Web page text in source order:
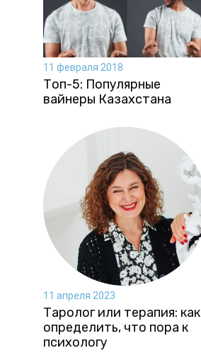
11 февраля 2018
Топ-5: Популярные
вайнеры Казахстана
11 апреля 2023
Таролог или терапия: как
определить, что пора к
психологу